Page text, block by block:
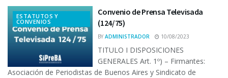
ESTATUTOS Y
CONVENIOS
Convenio de Prensa Televisada
(124/75)
BY ADMINISTRADOR 10/08/2023
TITULO I DISPOSICIONES
GENERALES Art. 1º) – Firmantes:
Asociación de Periodistas de Buenos Aires y Sindicato de